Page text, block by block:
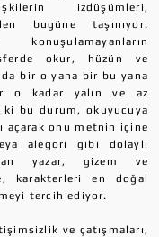
izdüşümleri,
bugüne taşınıyor.
okur, hüzün ve
bir o yana bir bu yana
o kadar yalın ve az
bu durum, okuyucuya
açarak onu metnin içine
alegori gibi dolaylı
yazar, gizem ve
karakterleri en doğal
tercih ediyor.
ve çatışmaları,